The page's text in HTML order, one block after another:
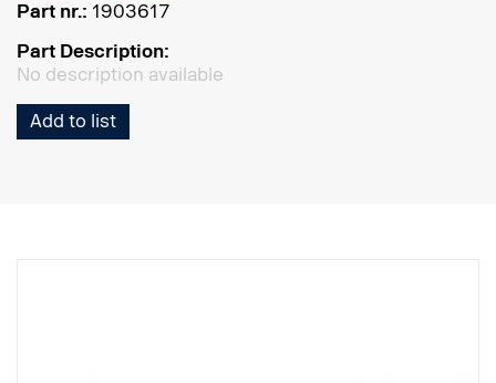
Part nr.: 1903617
Part Description:
No description available
Add to list